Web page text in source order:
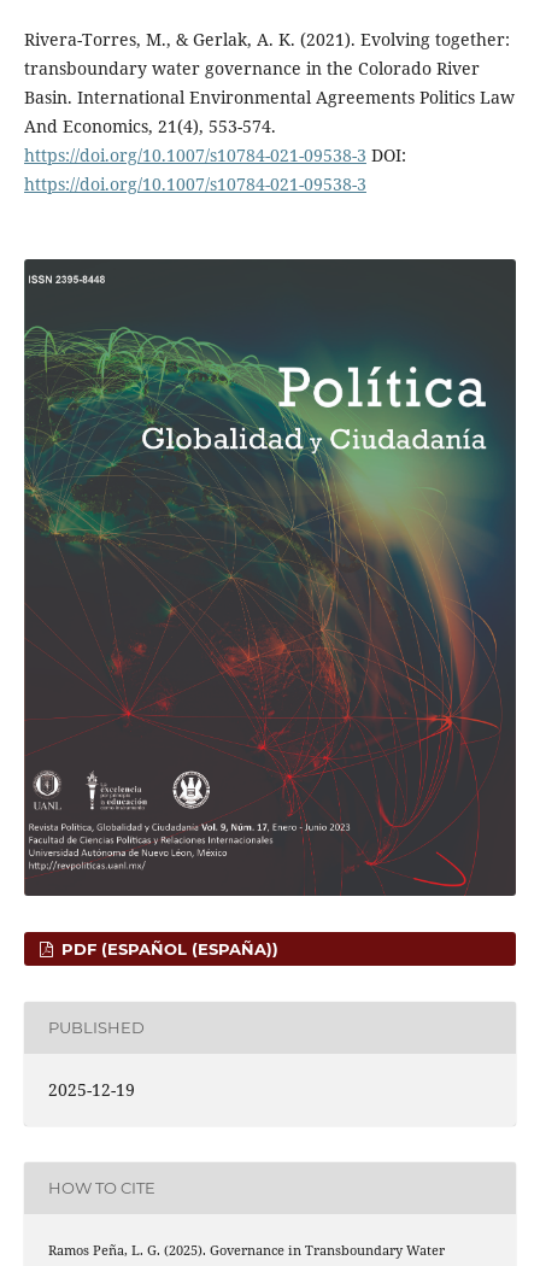
Rivera-Torres, M., & Gerlak, A. K. (2021). Evolving together:
transboundary water governance in the Colorado River
Basin. International Environmental Agreements Politics Law
And Economics, 21(4), 553-574.
https://doi.org/10.1007/s10784-021-09538-3 DOI:
https://doi.org/10.1007/s10784-021-09538-3
PDF (ESPAÑOL (ESPAÑA))
PUBLISHED
2025-12-19
HOW TO CITE
Ramos Peña, L. G. (2025). Governance in Transboundary Water